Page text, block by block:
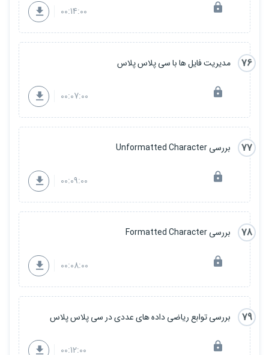
00:14:00
76 مدیریت فایل ها با سی پلاس پلاس
00:07:00
77 بررسی Unformatted Character
00:09:00
78 بررسی Formatted Character
00:08:00
79 بررسی توابع ریاضی داده های عددی در سی پلاس پلاس
00:12:00